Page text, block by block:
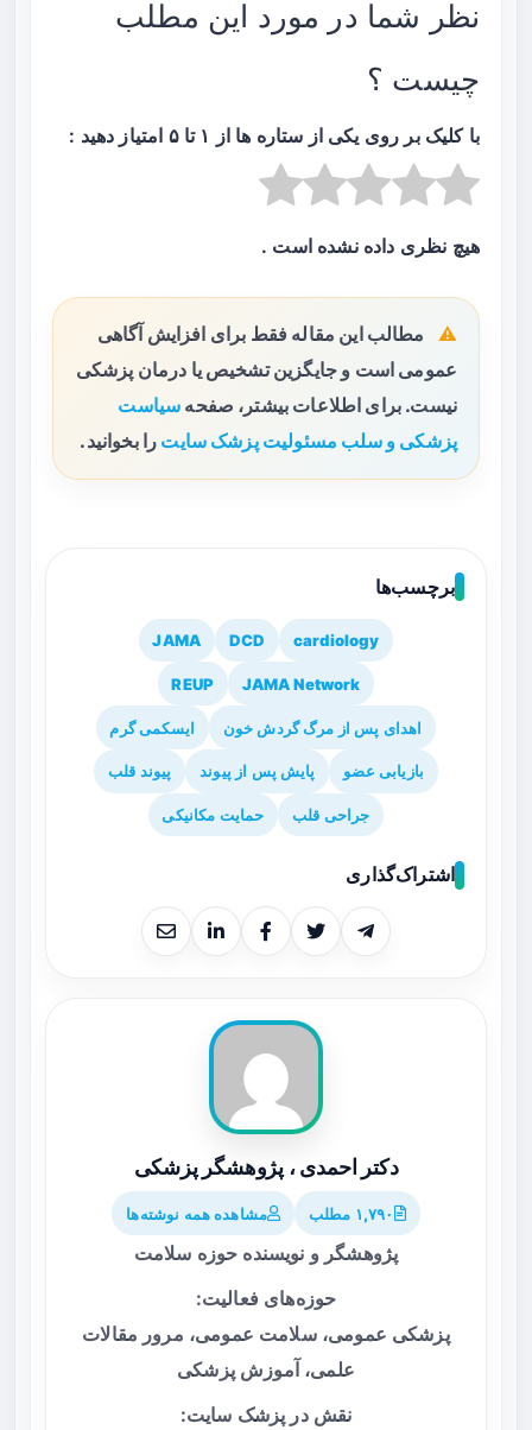
نظر شما در مورد این مطلب
چیست ؟
با کلیک بر روی یکی از ستاره ها از ۱ تا ۵ امتیاز دهید :
هیچ نظری داده نشده است .
مطالب این مقاله فقط برای افزایش آگاهی
عمومی است و جایگزین تشخیص یا درمان پزشکی
نیست. برای اطلاعات بیشتر، صفحه سیاست
پزشکی و سلب مسئولیت پزشک سایت را بخوانید.
برچسب‌ها
cardiology
DCD
JAMA
JAMA Network
REUP
اهدای پس از مرگ گردش خون ایسکمی گرم
بازیابی عضو پایش پس از پیوند پیوند قلب
جراحی قلب حمایت مکانیکی
اشتراک‌گذاری
دکتر احمدی ، پژوهشگر پزشکی
۱,۷۹۰ مطلب مشاهده همه نوشته‌ها
پژوهشگر و نویسنده حوزه سلامت
حوزه‌های فعالیت:
پزشکی عمومی، سلامت عمومی، مرور مقالات
علمی، آموزش پزشکی
نقش در پزشک سایت: